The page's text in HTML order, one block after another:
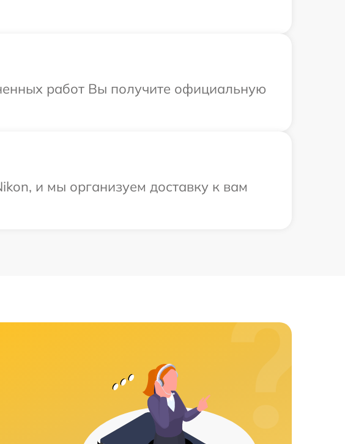
работ Вы получите официальную
и мы организуем доставку к вам